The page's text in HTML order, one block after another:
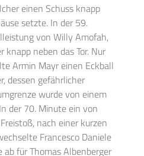
einen Schuss knapp
setzte. In der 59.
von Willy Amofah,
knapp neben das Tor. Nur
Armin Mayr einen Eckball
dessen gefährlicher
wurde von einem
der 70. Minute ein von
nach einer kurzen
Francesco Daniele
für Thomas Albenberger